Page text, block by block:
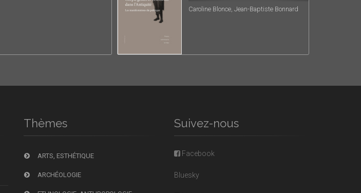
Caroline Blonce, Jean-Baptiste Bonnard
Thèmes
ARTS, ESTHÉTIQUE
ARCHÉOLOGIE
Suivez-nous
Facebook
Bluesky